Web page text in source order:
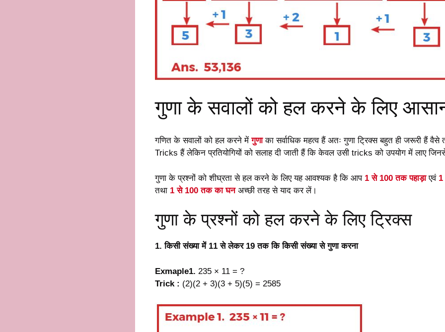
गुणा के सवालों को हल करने के लिए
गणित के सवालों को हल करने में गुणाका सर्वाधिक महत्व हैं अतः गुणा ट्रिक्स बहुत ही जरूरी हैं वैसे
Tricks हैं लेकिन प्रतियोगियों को सलाह दी जाती हैं कि केवल उसी tricks को उपयोग में लाए
गुणा के प्रश्नों को शीघ्रता से हल करने के लिए यह आवश्यक है कि आप 1 से 100 तक पहाड़ाएवं 1
तथा 1 से 100 तक का घनअच्छी तरह से याद कर लें।
गुणा के प्रश्नों को हल करने के लिए ट्रिक्स
1. किसी संख्या में 11 से लेकर 19 तक कि किसी संख्या से गुणा करना
Exmaple1. 235 × 11 = ?
Trick : (2)(2 + 3)(3 + 5)(5) = 2585